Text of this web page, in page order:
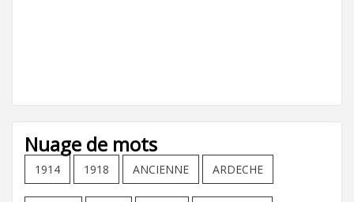
Nuage de mots
1914 1918 ANCIENNE ARDECHE